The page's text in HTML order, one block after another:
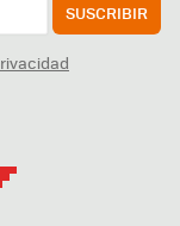
SUSCRIBIR